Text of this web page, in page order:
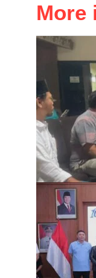
More